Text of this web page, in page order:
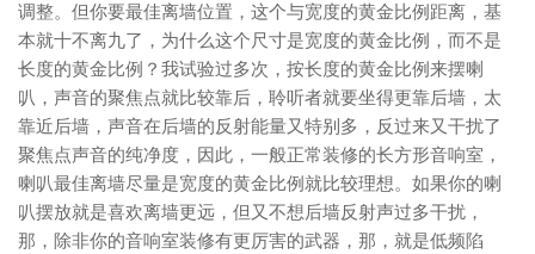
调整。但你要最佳离墙位置，这个与宽度的黄金比例距离，基
本就十不离九了，为什么这个尺寸是宽度的黄金比例，而不是
长度的黄金比例？我试验过多次，按长度的黄金比例来摆喇
叭，声音的聚焦点就比较靠后，聆听者就要坐得更靠后墙，太
靠近后墙，声音在后墙的反射能量又特别多，反过来又干扰了
聚焦点声音的纯净度，因此，一般正常装修的长方形音响室，
喇叭最佳离墙尽量是宽度的黄金比例就比较理想。如果你的喇
叭摆放就是喜欢离墙更远，但又不想后墙反射声过多干扰，
那，除非你的音响室装修有更厉害的武器，那，就是低频陷